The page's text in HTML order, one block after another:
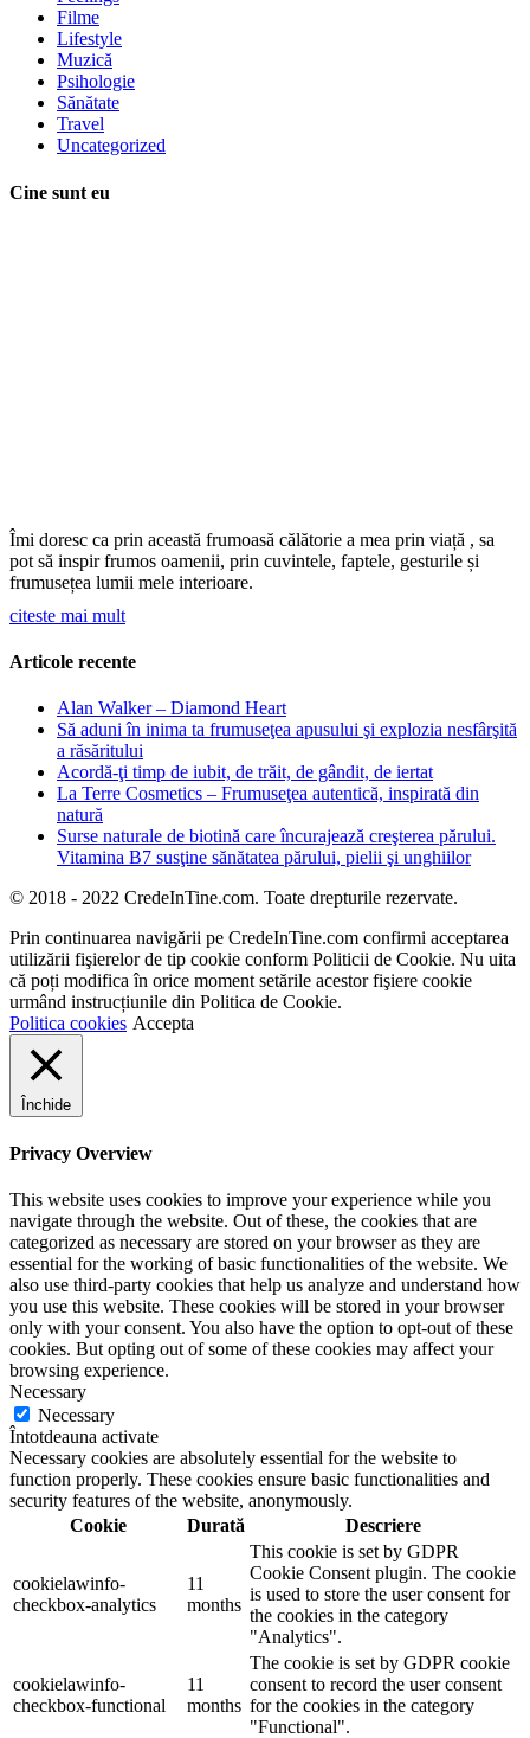
Filme
Lifestyle
Muzică
Psihologie
Sănătate
Travel
Uncategorized
Cine sunt eu
Îmi doresc ca prin această frumoasă călătorie a mea prin viață , sa
pot să inspir frumos oamenii, prin cuvintele, faptele, gesturile și
frumusețea lumii mele interioare.
citeste mai mult
Articole recente
Alan Walker – Diamond Heart
Să aduni în inima ta frumuseţea apusului şi explozia nesfârşită
a răsăritului
Acordă-ţi timp de iubit, de trăit, de gândit, de iertat
La Terre Cosmetics – Frumuseţea autentică, inspirată din
natură
Surse naturale de biotină care încurajează creşterea părului.
Vitamina B7 susţine sănătatea părului, pielii şi unghiilor
© 2018 - 2022 CredeInTine.com. Toate drepturile rezervate.
Prin continuarea navigării pe CredeInTine.com confirmi acceptarea
utilizării fişierelor de tip cookie conform Politicii de Cookie. Nu uita
că poți modifica în orice moment setările acestor fişiere cookie
urmând instrucțiunile din Politica de Cookie.
Politica cookies Accepta
Închide
Privacy Overview
This website uses cookies to improve your experience while you
navigate through the website. Out of these, the cookies that are
categorized as necessary are stored on your browser as they are
essential for the working of basic functionalities of the website. We
also use third-party cookies that help us analyze and understand how
you use this website. These cookies will be stored in your browser
only with your consent. You also have the option to opt-out of these
cookies. But opting out of some of these cookies may affect your
browsing experience.
Necessary
Necessary
Întotdeauna activate
Necessary cookies are absolutely essential for the website to
function properly. These cookies ensure basic functionalities and
security features of the website, anonymously.
Cookie
Durată Descriere
cookielawinfo-
checkbox-analytics
11
months
This cookie is set by GDPR
Cookie Consent plugin. The cookie
is used to store the user consent for
the cookies in the category
"Analytics".
cookielawinfo-
checkbox-functional
11
months
The cookie is set by GDPR cookie
consent to record the user consent
for the cookies in the category
"Functional".